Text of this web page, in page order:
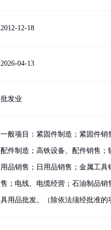
2012-12-18
2026-04-13
批发业
一般项目：紧固件制造；紧固件
配件制造；高铁设备、配件销售
用品销售；日用品销售；金属工
售；电线、电缆经营；石油制品
具用品批发。（除依法须经批准的